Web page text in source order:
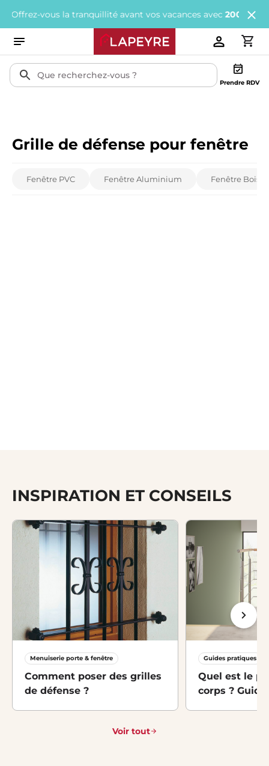
vous la tranquillité avant vos vacances avec200€ offerts
Prendre RDV
Grille de défense pour fenêtre
Fenêtre PVC Fenêtre Aluminium Fenêtre Bois
INSPIRATION ET CONSEILS
Menuiserie porte & fenêtre
Comment poser des grilles
de défense ?
Guides pratiques
Quel est le
corps ?
Voir tout